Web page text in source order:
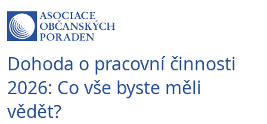
Dohoda o pracovní činnosti
2026: Co vše byste měli
vědět?